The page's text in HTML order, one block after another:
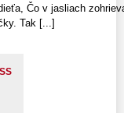
Čo v jasliach
Tak [...]